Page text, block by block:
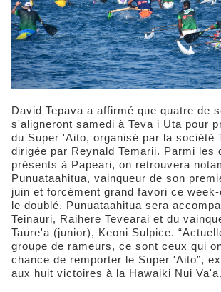
David Tepava a affirmé que quatre de ses protégés
s'aligneront samedi à Teva i Uta pour
du Super 'Aito, organisé par la société
dirigée par Reynald Temarii. Parmi les
présents à Papeari, on retrouvera
Punuataahitua, vainqueur de son
juin et forcément grand favori ce
le doublé. Punuataahitua sera
Teinauri, Raihere Tevearai et du
Taure'a (junior), Keoni Sulpice.
groupe de rameurs, ce sont ceux qui
chance de remporter le Super 'Aito”,
aux huit victoires à la Hawaiki Nui Va'a.